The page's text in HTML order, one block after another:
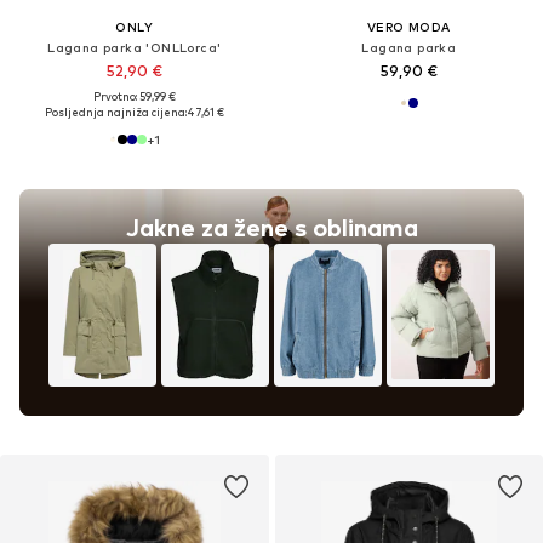
ONLY
Lagana parka 'ONLLorca'
52,90 €
Prvotno: 59,99 €
Posljednja najniža cijena:47,61 €
+1
Jakne za žene s oblinama
VERO MODA
Lagana parka
59,90 €